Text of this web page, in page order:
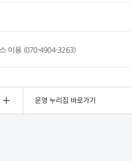
이용 (070-4904-3263)
운영 누리집 바로가기